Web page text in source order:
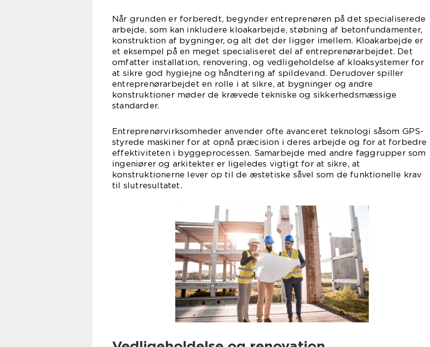
Når grunden er forberedt, begynder entreprenøren på det specialiserede
arbejde, som kan inkludere kloakarbejde, støbning af betonfundamenter,
konstruktion af bygninger, og alt det der ligger imellem. Kloakarbejde er
et eksempel på en meget specialiseret del af entreprenørarbejdet. Det
omfatter installation, renovering, og vedligeholdelse af kloaksystemer for
at sikre god hygiejne og håndtering af spildevand. Derudover spiller
entreprenørarbejdet en rolle i at sikre, at bygninger og andre
konstruktioner møder de krævede tekniske og sikkerhedsmæssige
standarder.
Entreprenørvirksomheder anvender ofte avanceret teknologi såsom GPS-
styrede maskiner for at opnå præcision i deres arbejde og for at forbedre
effektiviteten i byggeprocessen. Samarbejde med andre faggrupper som
ingeniører og arkitekter er ligeledes vigtigt for at sikre, at
konstruktionerne lever op til de æstetiske såvel som de funktionelle krav
til slutresultatet.